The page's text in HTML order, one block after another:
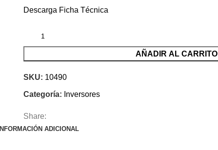
Descarga Ficha Técnica
AÑADIR AL CARRITO
SKU: 10490
Categoría: Inversores
Share:
INFORMACIÓN ADICIONAL